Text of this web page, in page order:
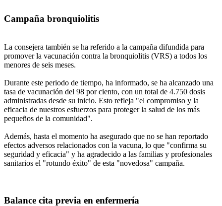
Campaña bronquiolitis
La consejera también se ha referido a la campaña difundida para
promover la vacunación contra la bronquiolitis (VRS) a todos los
menores de seis meses.
Durante este periodo de tiempo, ha informado, se ha alcanzado una
tasa de vacunación del 98 por ciento, con un total de 4.750 dosis
administradas desde su inicio. Esto refleja "el compromiso y la
eficacia de nuestros esfuerzos para proteger la salud de los más
pequeños de la comunidad".
Además, hasta el momento ha asegurado que no se han reportado
efectos adversos relacionados con la vacuna, lo que "confirma su
seguridad y eficacia" y ha agradecido a las familias y profesionales
sanitarios el "rotundo éxito" de esta "novedosa" campaña.
Balance cita previa en enfermería